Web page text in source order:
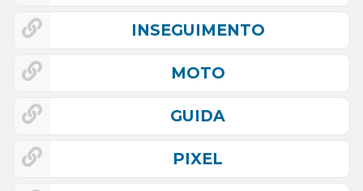
INSEGUIMENTO
MOTO
GUIDA
PIXEL